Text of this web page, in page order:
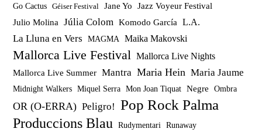
Go Cactus Géiser Festival Jane Yo
Jazz Voyeur Festival
Julio Molina
Júlia Colom Komodo García L.A.
La Lluna en Vers MAGMA Maika Makovski
Mallorca Live Festival Mallorca Live Nights
Mallorca Live Summer Mantra Maria Hein Maria Jaume
Midnight Walkers Miquel Serra Mon Joan Tiquat Negre Ombra
OR (O-ERRA) Peligro!
Pop Rock Palma
Produccions Blau
Rudymentari Runaway